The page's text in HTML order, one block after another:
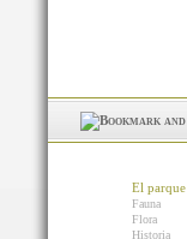
El parque
Fauna
Flora
Historia